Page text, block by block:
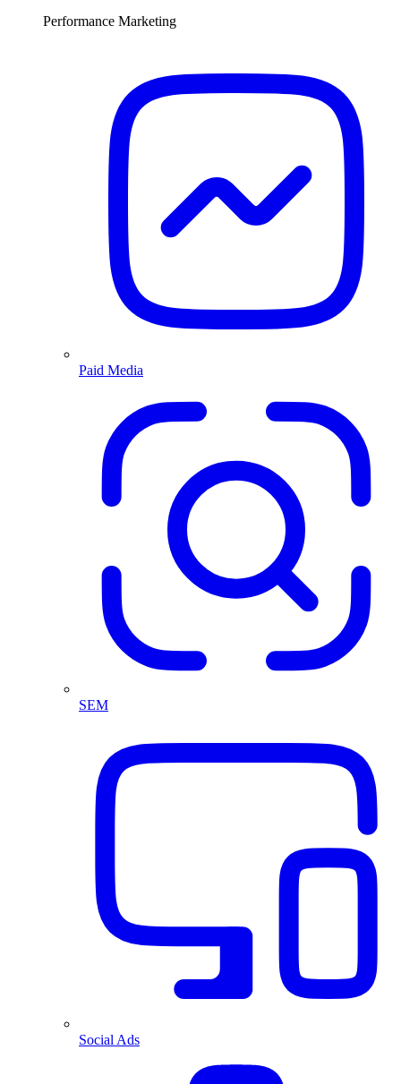
Performance Marketing
Paid Media
SEM
Social Ads